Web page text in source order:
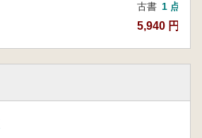
古書 1 点
5,940 円